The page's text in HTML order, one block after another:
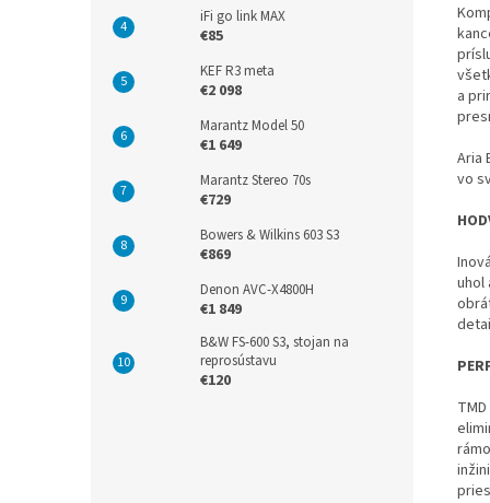
iFi go link MAX
€85
KEF R3 meta
€2 098
Marantz Model 50
€1 649
Marantz Stereo 70s
€729
Bowers & Wilkins 603 S3
€869
Denon AVC-X4800H
€1 849
B&W FS-600 S3, stojan na
reprosústavu
€120
a
Aria
vo
uhol